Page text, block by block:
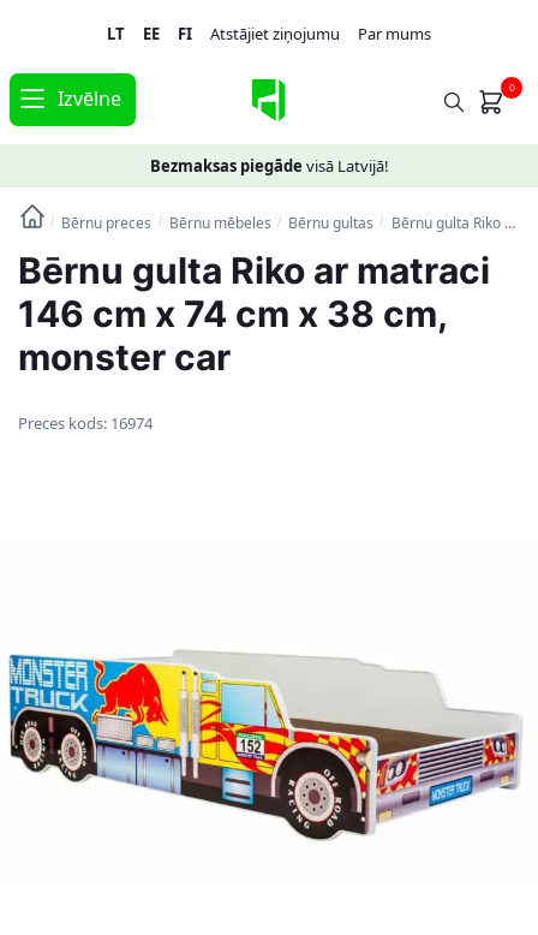
navigation
content
LT EE FI Atstājiet ziņojumu Par mums
Izvēlne 0
Bezmaksas piegāde visā Latvijā!
/ Bērnu preces / Bērnu mēbeles / Bērnu gultas / Bērnu gulta Riko ar matraci 146 cm x 74 cm x 38 cm, monster car
Bērnu gulta Riko ar matraci
146 cm x 74 cm x 38 cm,
monster car
Preces kods: 16974